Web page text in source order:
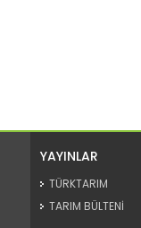
YAYINLAR
TÜRKTARIM
TARIM BÜLTENİ